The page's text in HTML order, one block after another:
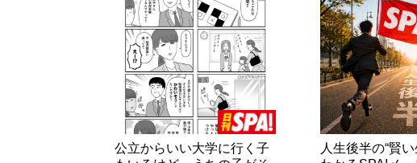
公立からいい大学に行く子
人生後半の“賢